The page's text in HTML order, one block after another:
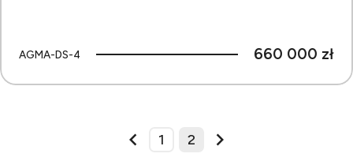
AGMA-DS-4 660 000 zł
prev
1 2
next